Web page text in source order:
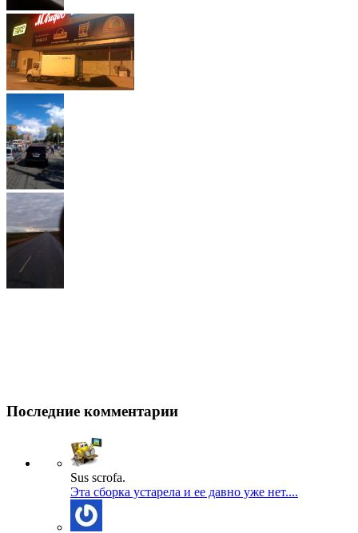
Последние комментарии
Sus scrofa.
Эта сборка устарела и ее давно уже нет....